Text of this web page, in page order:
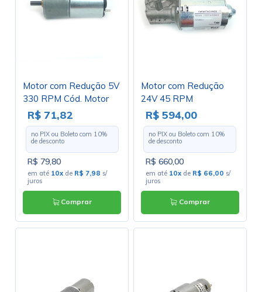
Motor com Redução 5V
330 RPM Cód. Motor
11
R$ 71,82
no PIX ou Boleto com 10%
de desconto
R$ 79,80
em até 10x de R$ 7,98 s/
juros
Comprar
Motor com Redução
24V 45 RPM
D9900162 Cód. Motor
19
R$ 594,00
no PIX ou Boleto com 10%
de desconto
R$ 660,00
em até 10x de R$ 66,00 s/
juros
Comprar